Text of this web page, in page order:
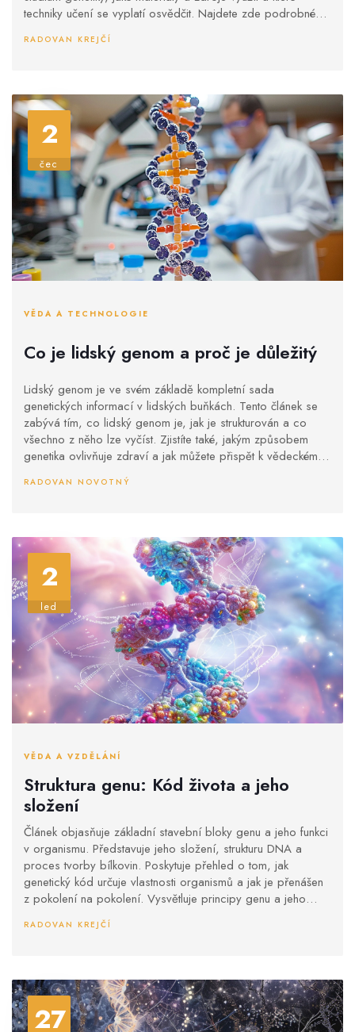
techniky učení se vyplatí osvědčit. Najdete zde podrobné
informace o klíčových tématech a tipy pro zlepšení vašeho
studijního úsilí.
RADOVAN KREJČÍ
2
čec
VĚDA A TECHNOLOGIE
Co je lidský genom a proč je důležitý
Lidský genom je ve svém základě kompletní sada
genetických informací v lidských buňkách. Tento článek se
zabývá tím, co lidský genom je, jak je strukturován a co
všechno z něho lze vyčíst. Zjistíte také, jakým způsobem
genetika ovlivňuje zdraví a jak můžete přispět k vědeckému
RADOVAN NOVOTNÝ
2
led
VĚDA A VZDĚLÁNÍ
Struktura genu: Kód života a jeho
složení
Článek objasňuje základní stavební bloky genu a jeho funkci
v organismu. Představuje jeho složení, strukturu DNA a
proces tvorby bílkovin. Poskytuje přehled o tom, jak
genetický kód určuje vlastnosti organismů a jak je přenášen
z pokolení na pokolení. Vysvětluje principy genu a jeho
význam v rámci biologie a genetiky.
RADOVAN KREJČÍ
27